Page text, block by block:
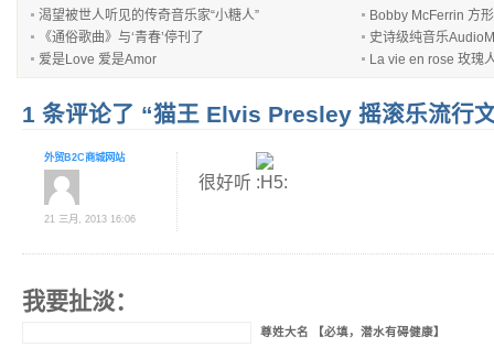
渴望被世人听见的传奇音乐家“小糖人”
Bobby McFerrin 方
《通俗歌曲》与‘青春’停刊了
史诗级纯音乐
爱是Love 爱是Amor
La vie en rose 玫瑰
1 条评论了 “猫王 Elvis Presley 摇滚乐流行
外贸B2C商城网站
21 三月, 2013 16:06
很好听
我要扯淡：
尊姓大名 【必填，潜水有碍健康】